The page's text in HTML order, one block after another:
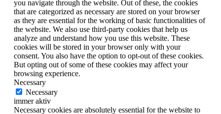
you navigate through the website. Out of these, the cookies
that are categorized as necessary are stored on your browser
as they are essential for the working of basic functionalities of
the website. We also use third-party cookies that help us
analyze and understand how you use this website. These
cookies will be stored in your browser only with your
consent. You also have the option to opt-out of these cookies.
But opting out of some of these cookies may affect your
browsing experience.
Necessary
Necessary
immer aktiv
Necessary cookies are absolutely essential for the website to